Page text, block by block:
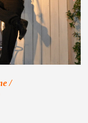
/
TAYLOR et
le 7 octobre 2021
les 5 et 6 octobre
du
LEONARD
detaillee.